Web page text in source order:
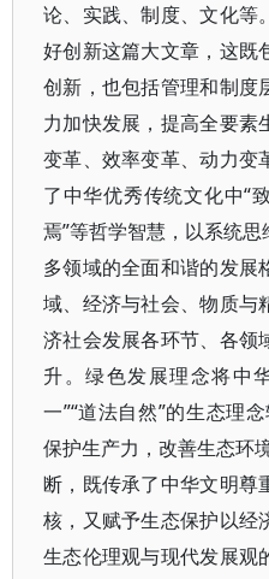
论、实践、制度、文化等
好创新这篇大文章，这既
创新，也包括管理和制度
力加快发展，提高全要素
变革、效率变革、动力变
了中华优秀传统文化中“
焉”等哲学智慧，以系统思
多领域的全面和谐的发展
域、经济与社会、物质与
济社会发展各环节、各领
升。绿色发展理念将中
一”“道法自然”的生态理
保护生产力，改善生态环
断，既传承了中华文明尊
核，又赋予生态保护以经
生态伦理观与现代发展观